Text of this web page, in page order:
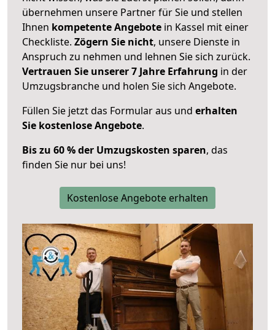
übernehmen unsere Partner für Sie und stellen
Ihnen kompetente Angebote in Kassel mit einer
Checkliste. Zögern Sie nicht, unsere Dienste in
Anspruch zu nehmen und lehnen Sie sich zurück.
Vertrauen Sie unserer 7 Jahre Erfahrung in der
Umzugsbranche und holen Sie sich Angebote.
Füllen Sie jetzt das Formular aus und erhalten
Sie kostenlose Angebote.
Bis zu 60 % der Umzugskosten sparen, das
finden Sie nur bei uns!
Kostenlose Angebote erhalten